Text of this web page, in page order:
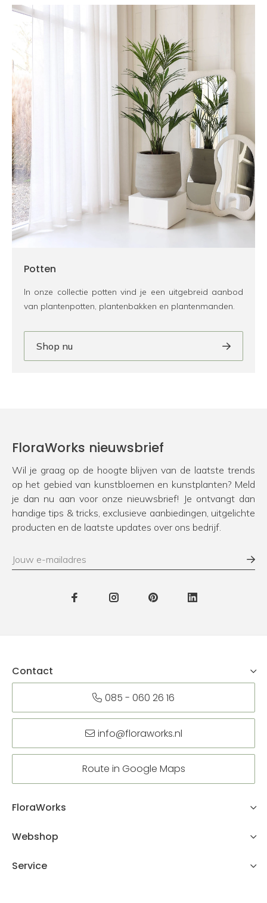
Potten
In onze collectie potten vind je een uitgebreid aanbod
van plantenpotten, plantenbakken en plantenmanden.
Shop nu
FloraWorks nieuwsbrief
Wil je graag op de hoogte blijven van de laatste trends
op het gebied van kunstbloemen en kunstplanten? Meld
je dan nu aan voor onze nieuwsbrief! Je ontvangt dan
handige tips & tricks, exclusieve aanbiedingen, uitgelichte
producten en de laatste updates over ons bedrijf.
Contact
085 - 060 26 16
info@floraworks.nl
Route in Google Maps
FloraWorks
Webshop
Service